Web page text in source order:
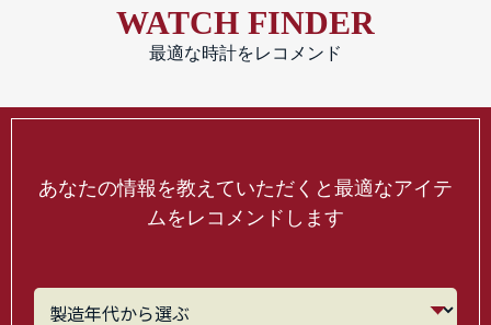
WATCH FINDER
最適な時計をレコメンド
あなたの情報を教えていただくと最適なアイテ
ムをレコメンドします